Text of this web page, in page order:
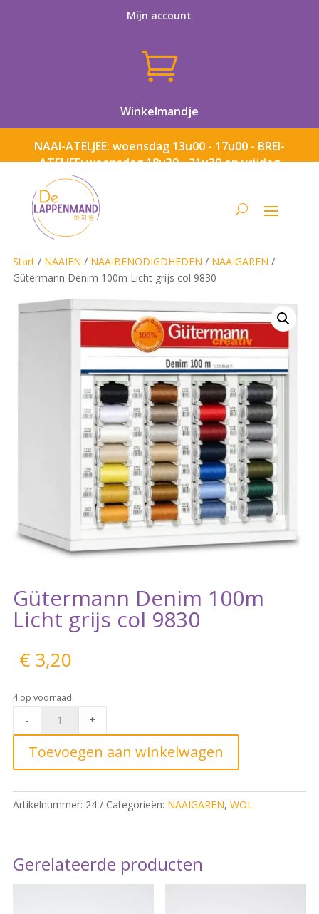
Mijn account

Winkelmandje
NAAI-ATELJEE: woensdag 13u00 - 17u00 - BREI-
ATELJEE: woensdag 18u30 - 21u30 en vrijdag
Start/ NAAIEN / NAAIBENODIGDHEDEN / NAAIGAREN /
Gütermann Denim 100m Licht grijs col 9830
Gütermann Denim 100m
Licht grijs col 9830
€3,20
4 op voorraad
100m
col
9830
- +
Toevoegen aan winkelwagen
Artikelnummer: 24 Categorieën: NAAIGAREN, WOL
Gerelateerde producten